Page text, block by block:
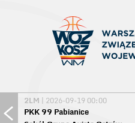
2LM | 2026-09-19 00:00
PKK 99 Pabianice